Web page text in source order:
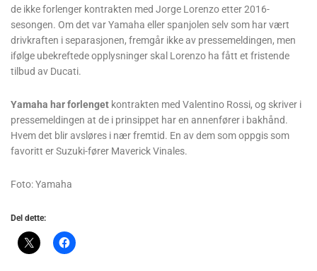
de ikke forlenger kontrakten med Jorge Lorenzo etter 2016-
sesongen. Om det var Yamaha eller spanjolen selv som har vært
drivkraften i separasjonen, fremgår ikke av pressemeldingen, men
ifølge ubekreftede opplysninger skal Lorenzo ha fått et fristende
tilbud av Ducati.
Yamaha har forlenget kontrakten med Valentino Rossi, og skriver i
pressemeldingen at de i prinsippet har en annenfører i bakhånd.
Hvem det blir avsløres i nær fremtid. En av dem som oppgis som
favoritt er Suzuki-fører Maverick Vinales.
Foto: Yamaha
Del dette: